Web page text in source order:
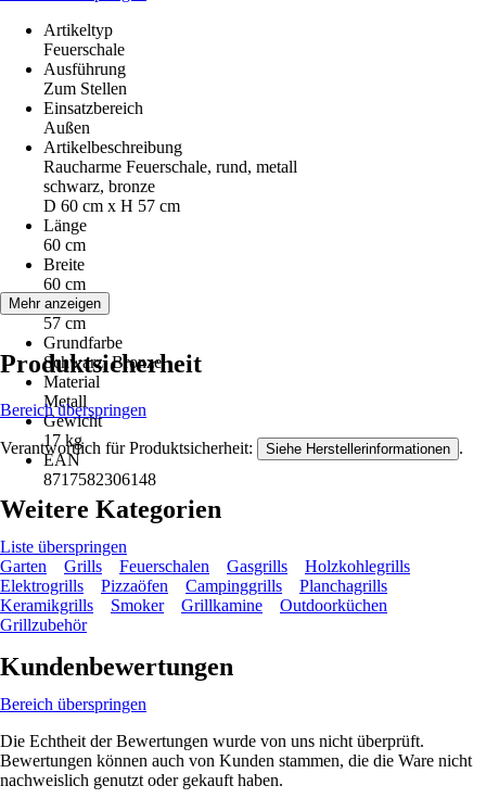
Artikeltyp
Feuerschale
Ausführung
Zum Stellen
Einsatzbereich
Außen
Artikelbeschreibung
Raucharme Feuerschale, rund, metall
schwarz, bronze
D 60 cm x H 57 cm
Länge
60 cm
Breite
60 cm
Höhe
57 cm
Grundfarbe
Schwarz, Bronze
Material
Metall
Gewicht
17 kg
EAN
8717582306148
Mehr anzeigen
Produktsicherheit
Bereich überspringen
Verantwortlich für Produktsicherheit: Siehe Herstellerinformationen .
Weitere Kategorien
Liste überspringen
Garten
Grills Feuerschalen Gasgrills
Holzkohlegrills
Elektrogrills
Pizzaöfen Campinggrills
Planchagrills
Keramikgrills
Smoker Grillkamine
Outdoorküchen
Grillzubehör
Kundenbewertungen
Bereich überspringen
Die Echtheit der Bewertungen wurde von uns nicht überprüft.
Bewertungen können auch von Kunden stammen, die die Ware nicht
nachweislich genutzt oder gekauft haben.